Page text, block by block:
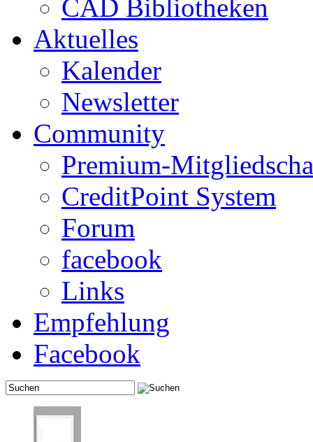
CAD Bibliotheken
Aktuelles
Kalender
Newsletter
Community
Premium-
CreditPoint System
Forum
facebook
Links
Empfehlung
Facebook